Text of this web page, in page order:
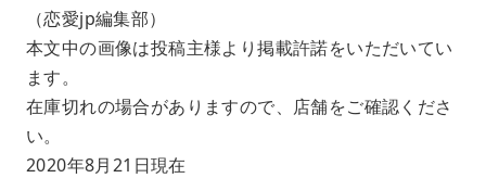
（恋愛jp編集部）
本文中の画像は投稿主様より掲載許諾をいただいてい
ます。
在庫切れの場合がありますので、店舗をご確認くださ
い。
2020年8月21日現在